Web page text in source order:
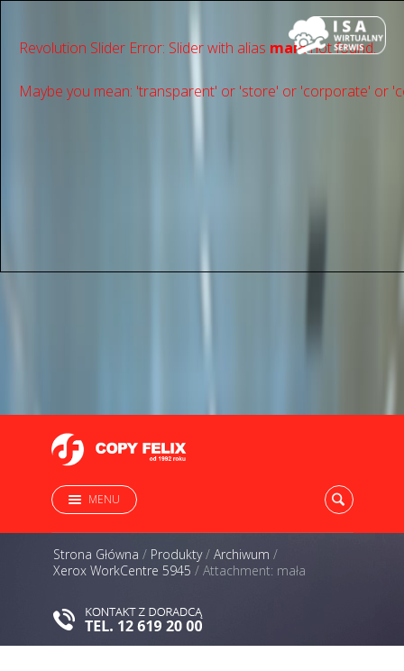
Revolution Slider Error: Slider with alias mainnot found.
Maybe you mean: 'transparent' or 'store' or 'сorporate' or
MENU
Strona Główna / Produkty/ Archiwum /
Xerox WorkCentre 5945 / Attachment: mała